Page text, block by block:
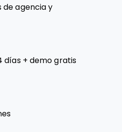
de agencia y
días + demo gratis